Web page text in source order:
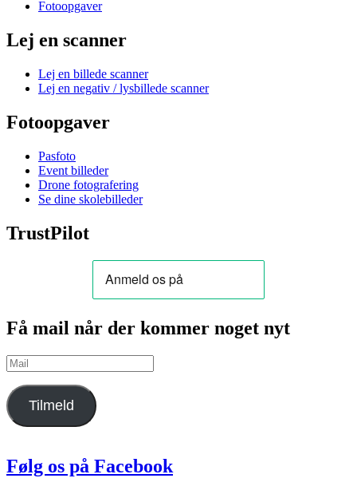
Fotoopgaver
Lej en scanner
Lej en billede scanner
Lej en negativ / lysbillede scanner
Fotoopgaver
Pasfoto
Event billeder
Drone fotografering
Se dine skolebilleder
TrustPilot
Få mail når der kommer noget nyt
Mail
Tilmeld
Følg os på Facebook